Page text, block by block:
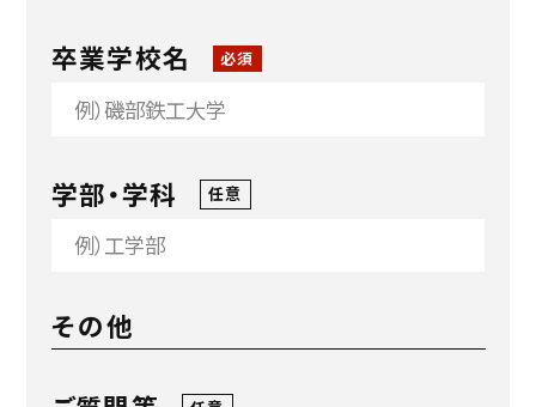
卒業学校名 必須
学部・学科 任意
その他